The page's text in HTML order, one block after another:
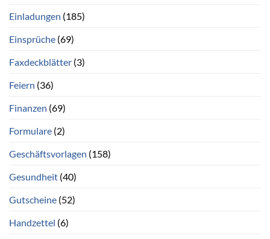
Einladungen (185)
Einsprüche (69)
Faxdeckblätter (3)
Feiern (36)
Finanzen (69)
Formulare (2)
Geschäftsvorlagen (158)
Gesundheit (40)
Gutscheine (52)
Handzettel (6)